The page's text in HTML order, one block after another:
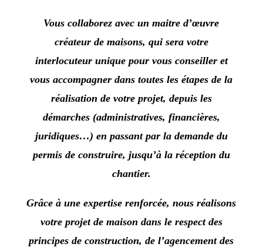
Vous collaborez avec un maitre d’œuvre
créateur de maisons, qui sera votre
interlocuteur unique pour vous conseiller et
vous accompagner dans toutes les étapes de la
réalisation de votre projet, depuis les
démarches (administratives, financières,
juridiques…) en passant par la demande du
permis de construire, jusqu’à la réception du
chantier.
Grâce à une expertise renforcée, nous réalisons
votre projet de maison dans le respect des
principes de construction, de l’agencement des